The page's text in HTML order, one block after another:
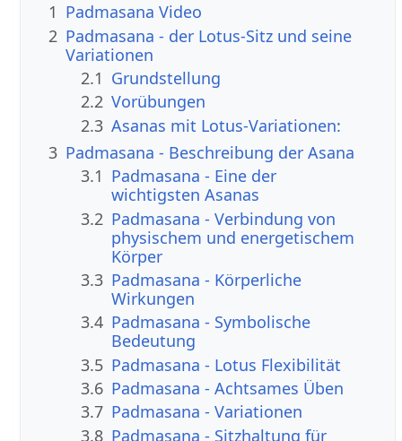
1 Padmasana Video
2 Padmasana - der Lotus-Sitz und seine
Variationen
2.1 Grundstellung
2.2 Vorübungen
2.3 Asanas mit Lotus-Variationen:
3 Padmasana - Beschreibung der Asana
3.1 Padmasana - Eine der
wichtigsten Asanas
3.2 Padmasana - Verbindung von
physischem und energetischem
Körper
3.3 Padmasana - Körperliche
Wirkungen
3.4 Padmasana - Symbolische
Bedeutung
3.5 Padmasana - Lotus Flexibilität
3.6 Padmasana - Achtsames Üben
3.7 Padmasana - Variationen
3.8 Padmasana - Sitzhaltung für